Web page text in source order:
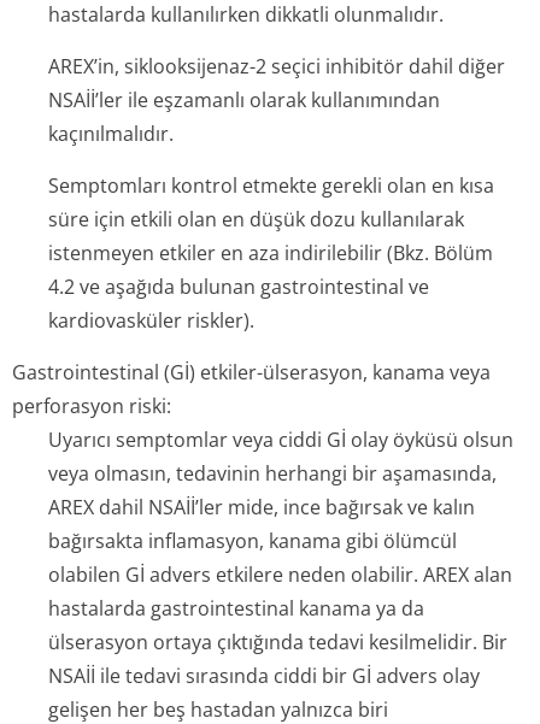
hastalarda kullanılırken dikkatli olunmalıdır.
AREX’in, siklooksijenaz-2 seçici inhibitör dahil diğer
NSAİİ’ler ile eşzamanlı olarak kullanımından
kaçınılmalıdır.
Semptomları kontrol etmekte gerekli olan en kısa
süre için etkili olan en düşük dozu kullanılarak
istenmeyen etkiler en aza indirilebilir (Bkz. Bölüm
4.2 ve aşağıda bulunan gastrointestinal ve
kardiovasküler riskler).
Gastrointestinal (Gİ) etkiler-ülserasyon, kanama veya
perforasyon riski:
Uyarıcı semptomlar veya ciddi Gİ olay öyküsü olsun
veya olmasın, tedavinin herhangi bir aşamasında,
AREX dahil NSAİİ’ler mide, ince bağırsak ve kalın
bağırsakta inflamasyon, kanama gibi ölümcül
olabilen Gİ advers etkilere neden olabilir. AREX alan
hastalarda gastrointestinal kanama ya da
ülserasyon ortaya çıktığında tedavi kesilmelidir. Bir
NSAİİ ile tedavi sırasında ciddi bir Gİ advers olay
gelişen her beş hastadan yalnızca biri